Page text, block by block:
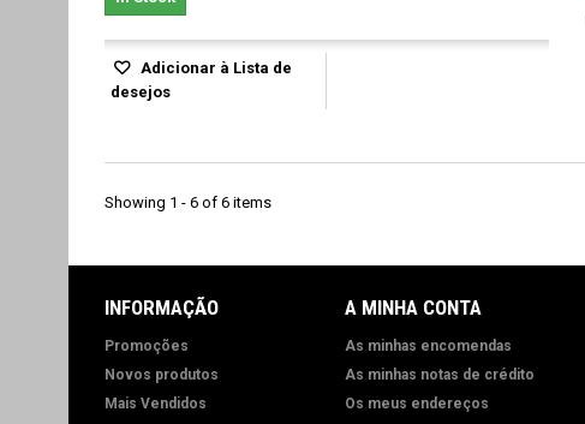
Adicionar à Lista de
desejos
Showing 1 - 6 of 6 items
INFORMAÇÃO
Promoções
Novos produtos
Mais Vendidos
A MINHA CONTA
As minhas encomendas
As minhas notas de crédito
Os meus endereços